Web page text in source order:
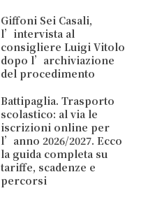
Giffoni Sei Casali,
l’intervista al
consigliere Luigi Vitolo
dopo l’archiviazione
del procedimento
Battipaglia. Trasporto
scolastico: al via le
iscrizioni online per
l’anno 2026/2027. Ecco
la guida completa su
tariffe, scadenze e
percorsi